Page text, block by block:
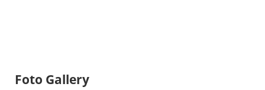
Foto Gallery